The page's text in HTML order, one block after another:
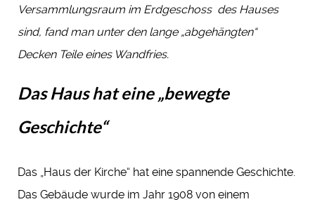
Versammlungsraum im Erdgeschoss des Hauses
sind, fand man unter den lange „abgehängten“
Decken Teile eines Wandfries.
Das Haus hat eine „bewegte
Geschichte“
Das „Haus der Kirche“ hat eine spannende Geschichte.
Das Gebäude wurde im Jahr 1908 von einem